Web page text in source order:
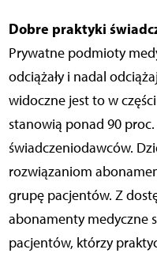
Dobre praktyki
Prywatne podmioty
odciążały i nadal
widoczne jest to w
stanowią ponad 90 proc.
świadczeniodawców.
rozwiązaniom
grupę pacjentów. Z
abonamenty medyczne
pacjentów, którzy